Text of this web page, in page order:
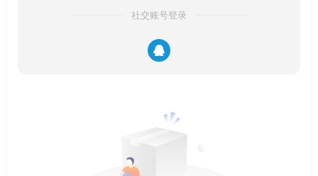
社交账号登录